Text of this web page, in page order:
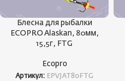
Блесна для рыбалки
ECOPRO Alaskan, 80мм,
15,5г, FTG
Ecopro
Артикул: EPVJAT80FTG